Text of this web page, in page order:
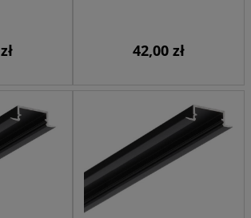
42,00 zł